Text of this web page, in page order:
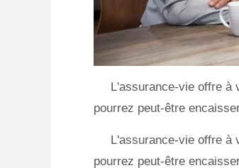
L'assurance-vie offre à
pourrez peut-être
L'assurance-vie offre à
pourrez peut-être